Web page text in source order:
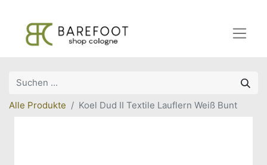
Alle Produkte Koel Dud II Textile Lauflern Weiß Bunt